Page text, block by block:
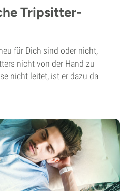
Tripsitter-
für Dich sind oder nicht,
nicht von der Hand zu
nicht leitet, ist er dazu da